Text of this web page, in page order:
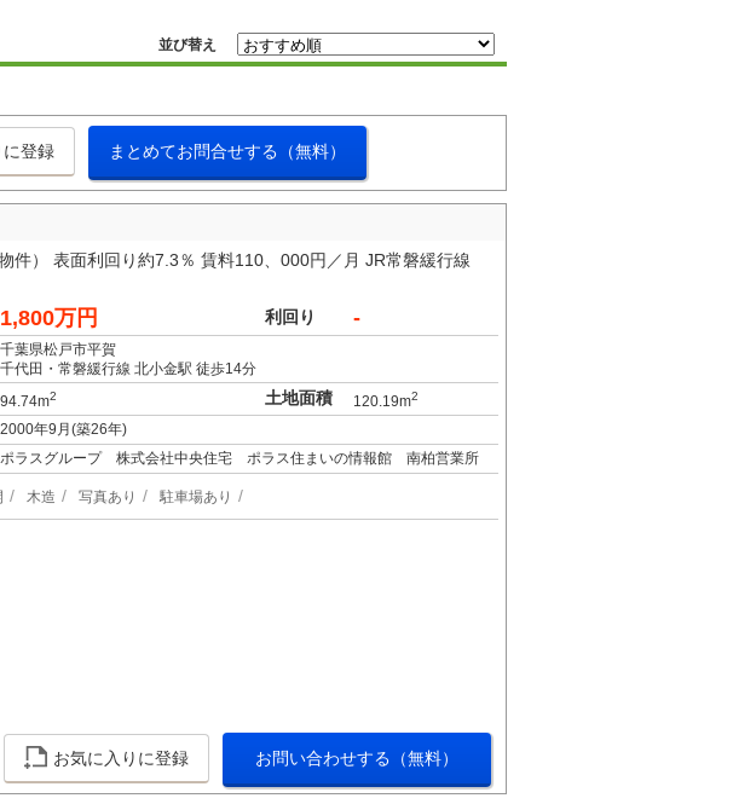
並び替え
に登録 まとめてお問合せする（無料）
件） 表面利回り約7.3％ 賃料110、000円／月 JR常磐緩行線
1,800万円 利回り -
千葉県松戸市平賀
千代田・常磐緩行線 北小金駅 徒歩14分
94.74m2 土地面積 120.19m2
2000年9月(築26年)
ポラスグループ 株式会社中央住宅 ポラス住まいの情報館 南柏営業所
木造 写真あり 駐車場あり
お気に入りに登録 お問い合わせする（無料）